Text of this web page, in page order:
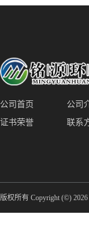
装置厂家青岛铭源
公司首页 公司
证书荣誉
联系
版权所有 Copyright (©) 2026